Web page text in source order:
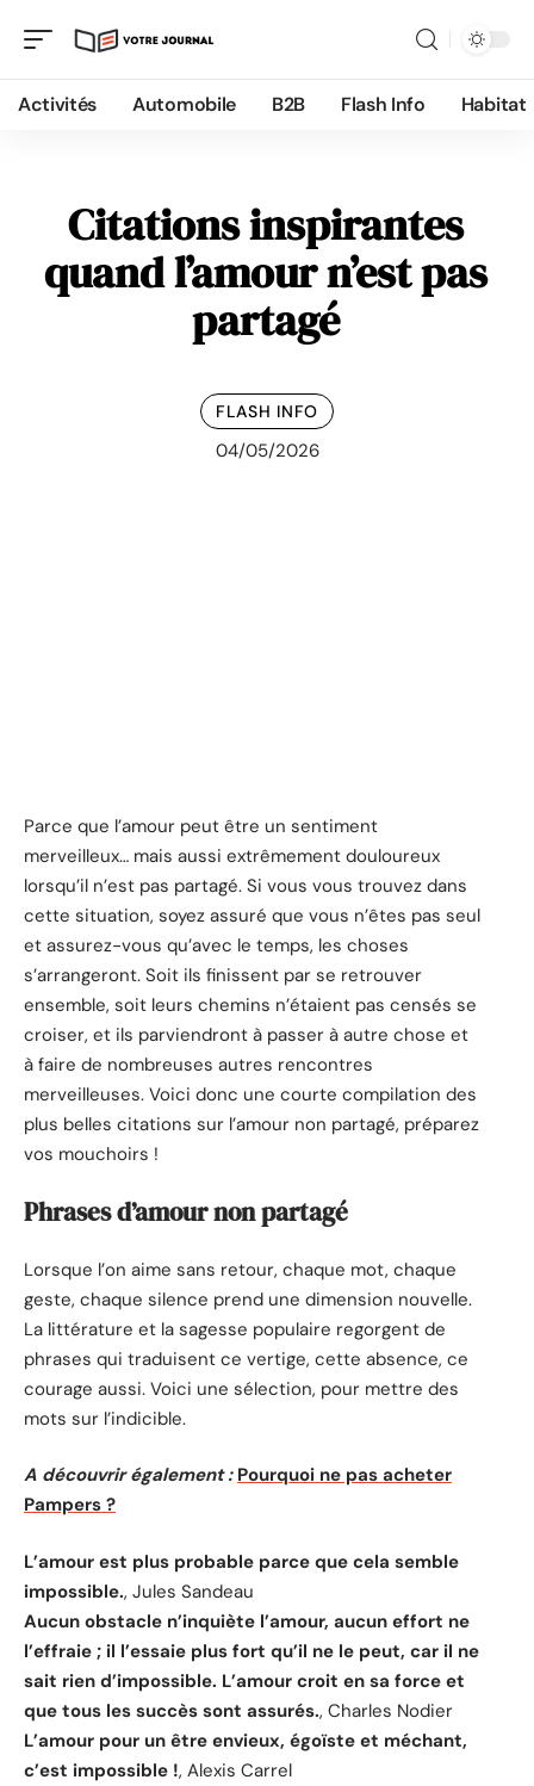
Activités Automobile B2B Flash Info Habitat
Citations inspirantes
quand l’amour n’est pas
partagé
FLASH INFO
04/05/2026
Parce que l’amour peut être un sentiment
merveilleux… mais aussi extrêmement douloureux
lorsqu’il n’est pas partagé. Si vous vous trouvez dans
cette situation, soyez assuré que vous n’êtes pas seul
et assurez-vous qu’avec le temps, les choses
s’arrangeront. Soit ils finissent par se retrouver
ensemble, soit leurs chemins n’étaient pas censés se
croiser, et ils parviendront à passer à autre chose et
à faire de nombreuses autres rencontres
merveilleuses. Voici donc une courte compilation des
plus belles citations sur l’amour non partagé, préparez
vos mouchoirs !
Phrases d’amour non partagé
Lorsque l’on aime sans retour, chaque mot, chaque
geste, chaque silence prend une dimension nouvelle.
La littérature et la sagesse populaire regorgent de
phrases qui traduisent ce vertige, cette absence, ce
courage aussi. Voici une sélection, pour mettre des
mots sur l’indicible.
A découvrir également : Pourquoi ne pas acheter
Pampers ?
L’amour est plus probable parce que cela semble
impossible., Jules Sandeau
Aucun obstacle n’inquiète l’amour, aucun effort ne
l’effraie ; il l’essaie plus fort qu’il ne le peut, car il ne
sait rien d’impossible. L’amour croit en sa force et
que tous les succès sont assurés., Charles Nodier
L’amour pour un être envieux, égoïste et méchant,
c’est impossible !, Alexis Carrel